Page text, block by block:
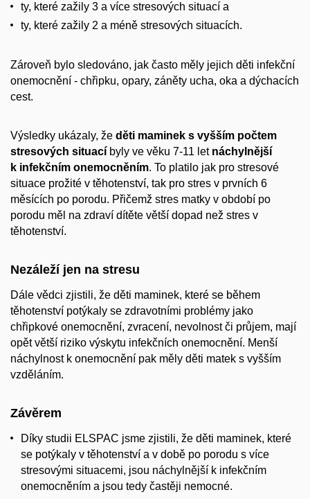
ty, které zažily 3 a více stresových situací a
ty, které zažily 2 a méně stresových situacích.
Zároveň bylo sledováno, jak často měly jejich děti infekční
onemocnění - chřipku, opary, záněty ucha, oka a dýchacích
cest.
Výsledky ukázaly, že děti maminek s vyšším počtem
stresových situací byly ve věku 7-11 let náchylnější
k infekčním onemocněním. To platilo jak pro stresové
situace prožité v těhotenství, tak pro stres v prvních 6
měsících po porodu. Přičemž stres matky v období po
porodu měl na zdraví dítěte větší dopad než stres v
těhotenství.
Nezáleží jen na stresu
Dále vědci zjistili, že děti maminek, které se během
těhotenství potýkaly se zdravotními problémy jako
chřipkové onemocnění, zvracení, nevolnost či průjem, mají
opět větší riziko výskytu infekčních onemocnění. Menší
náchylnost k onemocnění pak měly děti matek s vyšším
vzděláním.
Závěrem
Díky studii ELSPAC jsme zjistili, že děti maminek, které
se potýkaly v těhotenství a v době po porodu s více
stresovými situacemi, jsou náchylnější k infekčním
onemocněním a jsou tedy častěji nemocné.